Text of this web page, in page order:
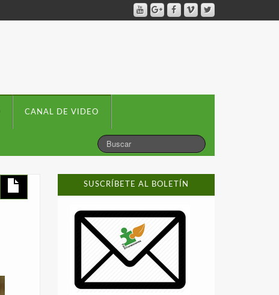
CANAL DE VIDEO
SUSCRÍBETE AL BOLETÍN